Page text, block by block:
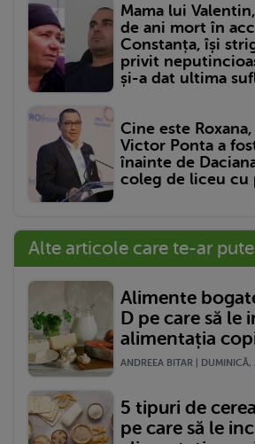
Mama lui
de ani mort în
Constanța, își
privit
și-a dat ultima
Cine este
Victor Ponta a
înainte de
coleg de liceu cu
Alte articole care te-ar
Alimente
D pe care să le
alimentația
ANDREEA BITAR |
5 tipuri de
pe care să le